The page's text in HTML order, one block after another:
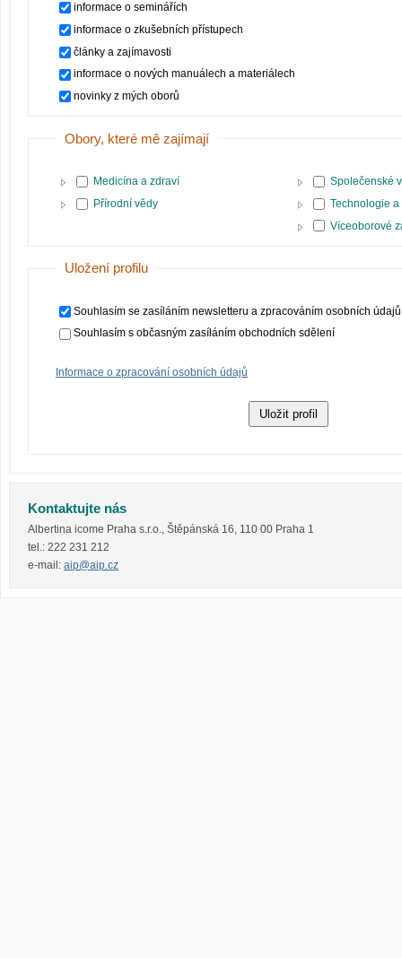
informace o seminářích
informace o zkušebních přístupech
články a zajímavosti
informace o nových manuálech a materiálech
novinky z mých oborů
Obory, které mě zajímají
Medicína a zdraví
Přírodní vědy
Společenské
Technologie a
Víceoborové
Uložení profilu
Souhlasím se zasíláním newsletteru a zpracováním osobních údajů
Souhlasím s občasným zasíláním obchodních sdělení
Informace o zpracování osobních údajů
Kontaktujte nás
Albertina icome Praha s.r.o. Štěpánská 16 110 00 Praha 1
tel.: 222 231 212
e-mail: aip@aip.cz